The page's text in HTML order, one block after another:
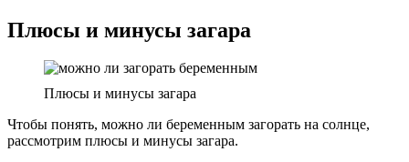
Плюсы и минусы загара
Плюсы и минусы загара
Чтобы понять, можно ли беременным загорать на солнце,
рассмотрим плюсы и минусы загара.